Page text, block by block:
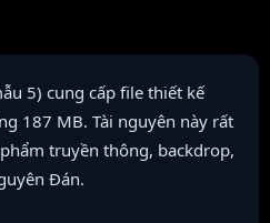
5) cung cấp file thiết kế
187 MB. Tài nguyên này rất
truyền thông, backdrop,
Đán.